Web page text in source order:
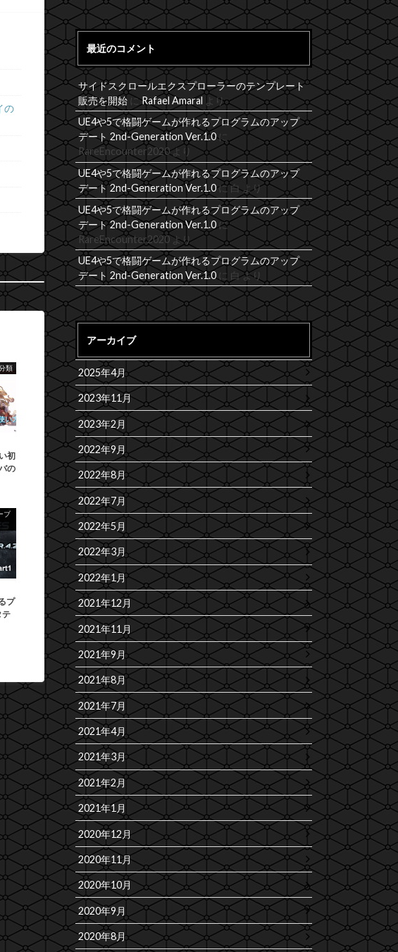
の
類
初
の
ブ
プ
テ
最近のコメント
サイドスクロールエクスプローラーのテンプレート
販売を開始 にRafael Amaral より
UE4や5で格闘ゲームが作れるプログラムのアップ
デート 2nd-Generation Ver.1.0に
RareEncounter2020より
UE4や5で格闘ゲームが作れるプログラムのアップ
デート 2nd-Generation Ver.1.0に白より
UE4や5で格闘ゲームが作れるプログラムのアップ
デート 2nd-Generation Ver.1.0に
RareEncounter2020より
UE4や5で格闘ゲームが作れるプログラムのアップ
デート 2nd-Generation Ver.1.0に 白より
アーカイブ
2025年4月
2023年11月
2023年2月
2022年9月
2022年8月
2022年7月
2022年5月
2022年3月
2022年1月
2021年12月
2021年11月
2021年9月
2021年8月
2021年7月
2021年4月
2021年3月
2021年2月
2021年1月
2020年12月
2020年11月
2020年10月
2020年9月
2020年8月